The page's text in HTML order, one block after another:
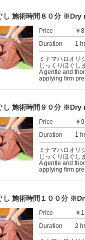
し 施術時間８０分 ※Dry
Price
￥
Duration
1
ミナマハロオ
じっくりほぐし
A gentle and
applying firm
し 施術時間９０分 ※Dry
Price
￥
Duration
1
ミナマハロオ
じっくりほぐし
A gentle and
applying firm
し 施術時間１００分
Price
￥
Duration
2